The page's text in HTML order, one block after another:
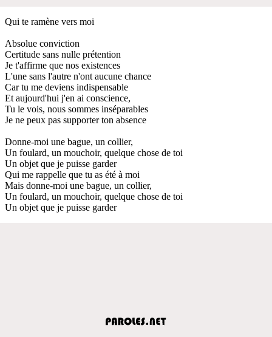
Qui te ramène vers moi
Absolue conviction
Certitude sans nulle prétention
Je t'affirme que nos existences
L'une sans l'autre n'ont aucune chance
Car tu me deviens indispensable
Et aujourd'hui j'en ai conscience,
Tu le vois, nous sommes inséparables
Je ne peux pas supporter ton absence
Donne-moi une bague, un collier,
Un foulard, un mouchoir, quelque chose de toi
Un objet que je puisse garder
Qui me rappelle que tu as été à moi
Mais donne-moi une bague, un collier,
Un foulard, un mouchoir, quelque chose de toi
Un objet que je puisse garder